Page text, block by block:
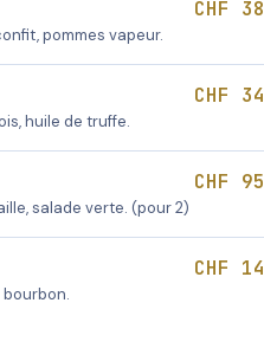
pommes vapeur.
CHF 38
huile de truffe.
CHF 34
salade verte. (pour 2)
CHF 95
CHF 14